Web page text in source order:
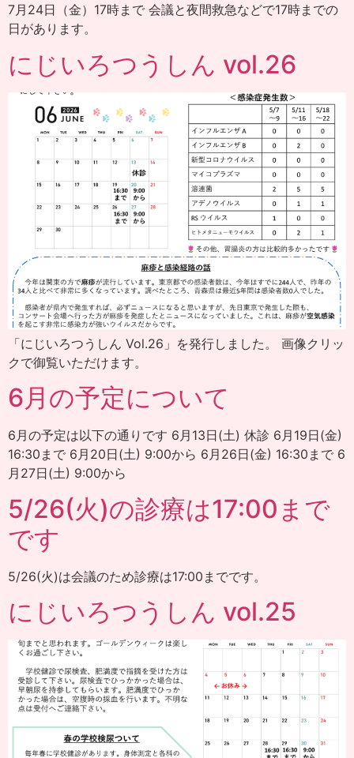
7月24日（金）17時まで 会議と夜間救急などで17時までの
日があります。
にじいろつうしん vol.26
「にじいろつうしん Vol.26」を発行しました。 画像クリッ
クで御覧いただけます。
6月の予定について
6月の予定は以下の通りです 6月13日(土) 休診 6月19日(金)
16:30まで 6月20日(土) 9:00から 6月26日(金) 16:30まで 6
月27日(土) 9:00から
5/26(火)の診療は17:00まで
です
5/26(火)は会議のため診療は17:00までです。
にじいろつうしん vol.25